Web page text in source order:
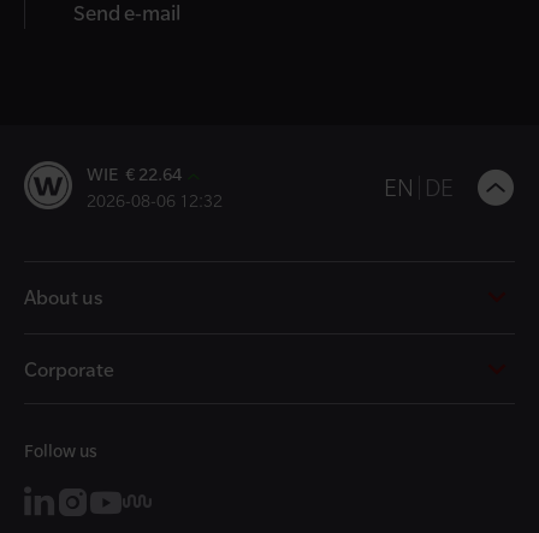
Send e-mail
WIE € 22.64
2026-08-06 12:32 EN DE
About us
Corporate
Follow us